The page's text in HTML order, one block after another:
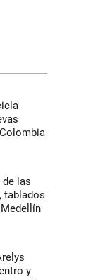
las
tablados
y